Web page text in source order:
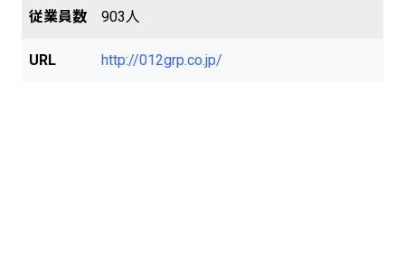
従業員数 903人
URL http://012grp.co.jp/